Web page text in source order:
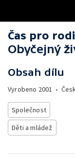
Čas pro
Obyčejný
Obsah dílu
Vyrobeno 2001 •
Společnost
Děti a mládež